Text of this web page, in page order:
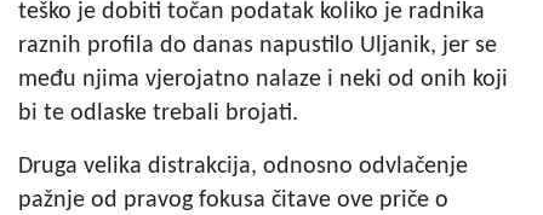
teško je dobiti točan podatak koliko je radnika
raznih profila do danas napustilo Uljanik, jer se
među njima vjerojatno nalaze i neki od onih koji
bi te odlaske trebali brojati.
Druga velika distrakcija, odnosno odvlačenje
pažnje od pravog fokusa čitave ove priče o